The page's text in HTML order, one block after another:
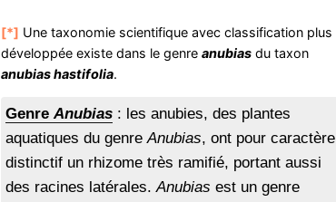
[*] Une taxonomie scientifique avec classification plus
développée existe dans le genreanubias du taxon
anubias hastifolia.
GenreAnubias : les anubies, des plantes
aquatiques du genreAnubias, ont pour caractère
distinctif un rhizome très ramifié, portant aussi
des racines latérales.Anubias est un genre